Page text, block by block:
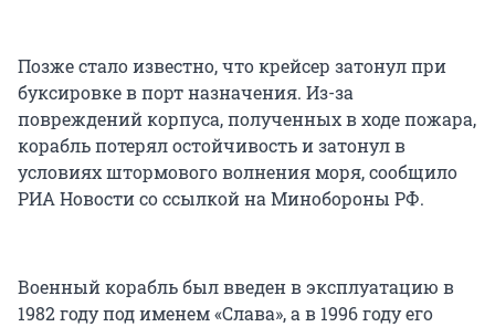
Позже стало известно, что крейсер затонул при
буксировке в порт назначения. Из-за
повреждений корпуса, полученных в ходе пожара,
корабль потерял остойчивость и затонул в
условиях штормового волнения моря, сообщило
РИА Новости со ссылкой на Минобороны РФ.
Военный корабль был введен в эксплуатацию в
1982 году под именем «Слава», а в 1996 году его